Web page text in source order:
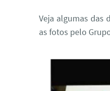
Veja algumas das
as fotos pelo